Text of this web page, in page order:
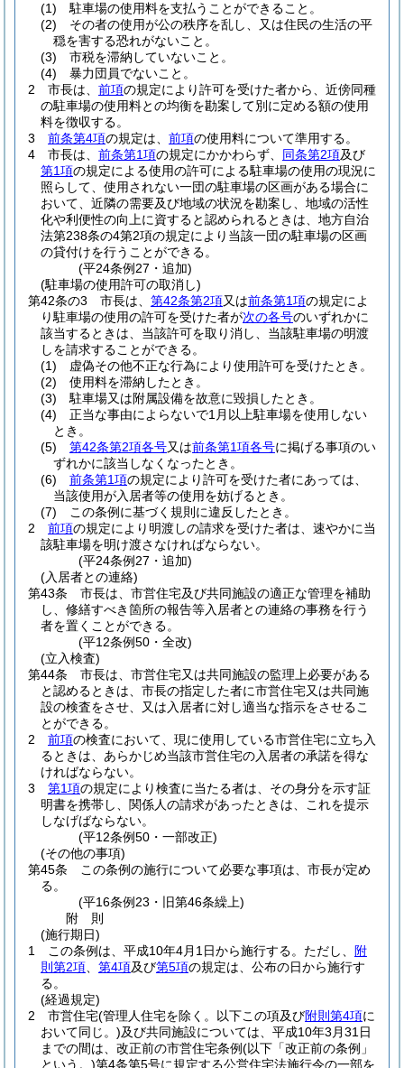
(1)
駐車場の使用料を支払うことができること。
(2)
その者の使用が公の秩序を乱し、又は住民の生活の平
穏を害する恐れがないこと。
(3)
市税を滞納していないこと。
(4)
暴力団員でないこと。
2
市長は、 前項の規定により許可を受けた者から、近傍同種
の駐車場の使用料との均衡を勘案して別に定める額の使用
料を徴収する。
3
前条第4項の規定は、 前項の使用料について準用する。
4
市長は、 前条第1項の規定にかかわらず、 同条第2項及び
第1項の規定による使用の許可による駐車場の使用の現況に
照らして、使用されない一団の駐車場の区画がある場合に
おいて、近隣の需要及び地域の状況を勘案し、地域の活性
化や利便性の向上に資すると認められるときは、地方自治
法第238条の4第2項の規定により当該一団の駐車場の区画
の貸付けを行うことができる。
(平24条例27・追加)
(駐車場の使用許可の取消し)
第42条の3
市長は、 第42条第2項又は前条第1項の規定によ
り駐車場の使用の許可を受けた者が次の各号のいずれかに
該当するときは、当該許可を取り消し、当該駐車場の明渡
しを請求することができる。
(1)
虚偽その他不正な行為により使用許可を受けたとき。
(2)
使用料を滞納したとき。
(3)
駐車場又は附属設備を故意に毀損したとき。
(4)
正当な事由によらないで1月以上駐車場を使用しない
とき。
(5)
第42条第2項各号又は前条第1項各号に掲げる事項のい
ずれかに該当しなくなったとき。
(6)
前条第1項の規定により許可を受けた者にあっては、
当該使用が入居者等の使用を妨げるとき。
(7)
この条例に基づく規則に違反したとき。
2
前項の規定により明渡しの請求を受けた者は、速やかに当
該駐車場を明け渡さなければならない。
(平24条例27・追加)
(入居者との連絡)
第43条
市長は、市営住宅及び共同施設の適正な管理を補助
し、修繕すべき箇所の報告等入居者との連絡の事務を行う
者を置くことができる。
(平12条例50・全改)
(立入検査)
第44条
市長は、市営住宅又は共同施設の監理上必要がある
と認めるときは、市長の指定した者に市営住宅又は共同施
設の検査をさせ、又は入居者に対し適当な指示をさせるこ
とができる。
2
前項の検査において、現に使用している市営住宅に立ち入
るときは、あらかじめ当該市営住宅の入居者の承諾を得な
ければならない。
3
第1項の規定により検査に当たる者は、その身分を示す証
明書を携帯し、関係人の請求があったときは、これを提示
しなげばならない。
(平12条例50・一部改正)
(その他の事項)
第45条
この条例の施行について必要な事項は、市長が定め
る。
(平16条例23・旧第46条繰上)
附 則
(施行期日)
1
この条例は、平成10年4月1日から施行する。 ただし、
附
則第2項
第4項及び第5項の規定は、公布の日から施行す
る。
(経過規定)
2
市営住宅(管理人住宅を除く。以下この項及び附則第4項に
おいて同じ。)及び共同施設については、平成10年3月31日
までの間は、改正前の市営住宅条例(以下「改正前の条例」
という。)第4条第5号に規定する公営住宅法施行令の一部を